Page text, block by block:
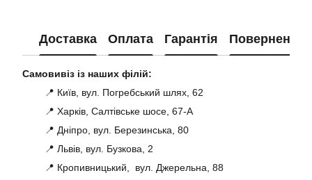
Доставка Оплата Гарантія Повернення
Самовивіз із наших філій:
📍 Київ, вул. Погребський шлях, 62
📍 Харків, Салтівське шосе, 67-А
📍 Дніпро, вул. Березинська, 80
📍 Львів, вул. Бузкова, 2
📍 Кропивницький, вул. Джерельна, 88